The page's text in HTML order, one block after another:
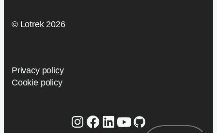
© Lotrek 2026
Privacy policy
Cookie policy